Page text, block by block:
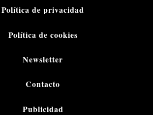
Política de privacidad
Política de cookies
Newsletter
Contacto
Publicidad